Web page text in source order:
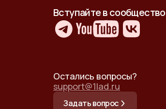
Вступайте в сообщество
Остались вопросы?
support@1lad.ru
Задать вопрос